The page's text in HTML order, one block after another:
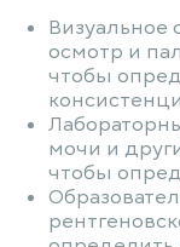
Визуальное
осмотр и
чтобы
мочи и
чтобы